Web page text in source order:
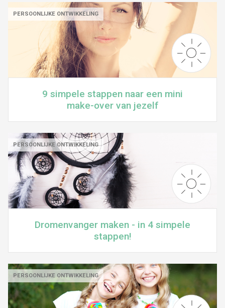
PERSOONLIJKE ONTWIKKELING
9 simpele stappen naar een mini
make-over van jezelf
PERSOONLIJKE ONTWIKKELING
Dromenvanger maken - in 4 simpele
stappen!
PERSOONLIJKE ONTWIKKELING